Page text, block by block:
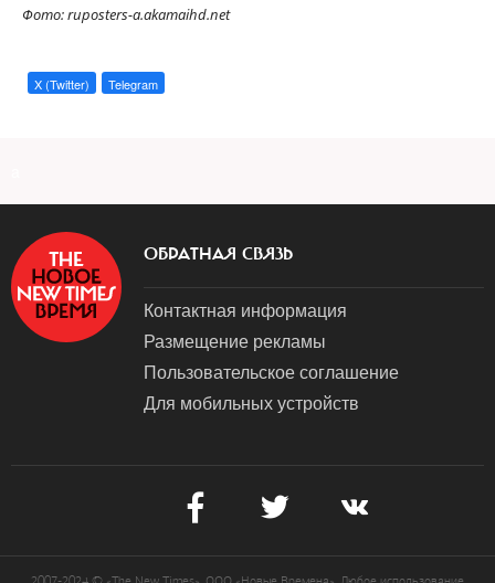
Фото: ruposters-a.akamaihd.net
X (Twitter) Telegram
ОБРАТНАЯ СВЯЗЬ
Контактная информация
Размещение рекламы
Пользовательское соглашение
Для мобильных устройств